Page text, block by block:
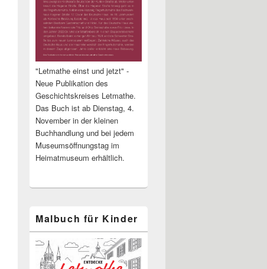
"Letmathe einst und jetzt" -
Neue Publikation des
Geschichtskreises Letmathe.
Das Buch ist ab Dienstag, 4.
November in der kleinen
Buchhandlung und bei jedem
Museumsöffnungstag im
Heimatmuseum erhältlich.
Malbuch für Kinder